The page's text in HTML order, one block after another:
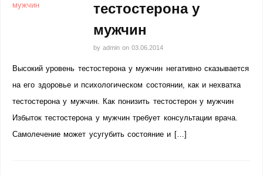
тестостерона у
мужчин
by admin on 03.06.2014
Высокий уровень тестостерона у мужчин негативно сказывается
на его здоровье и психологическом состоянии, как и нехватка
тестостерона у мужчин. Как понизить тестостерон у мужчин
Избыток тестостерона у мужчин требует консультации врача.
Самолечение может усугубить состояние и […]